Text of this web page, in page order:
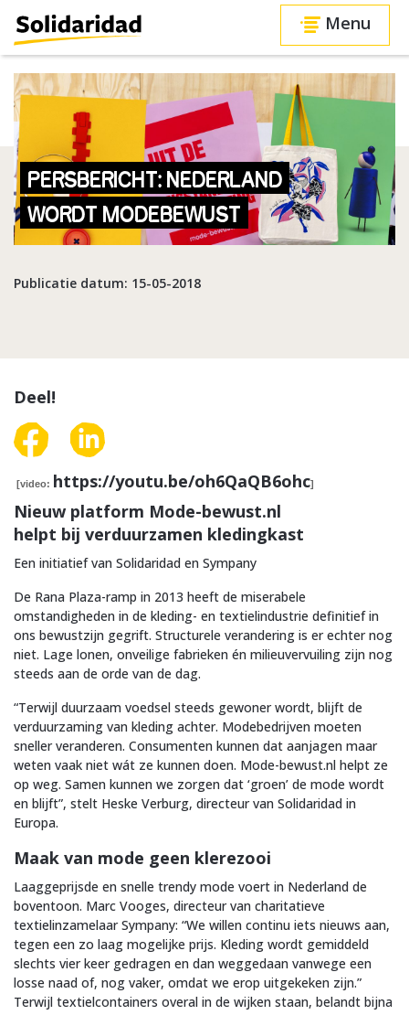
Menu
PERSBERICHT: NEDERLAND
WORDT MODEBEWUST
Publicatie datum: 15-05-2018
Deel!
[video: https://youtu.be/oh6QaQB6ohc]
Nieuw platform Mode-bewust.nl
helpt bij verduurzamen kledingkast
Een initiatief van Solidaridad en Sympany
De Rana Plaza-ramp in 2013 heeft de miserabele
omstandigheden in de kleding- en textielindustrie definitief in
ons bewustzijn gegrift. Structurele verandering is er echter nog
niet. Lage lonen, onveilige fabrieken én milieuvervuiling zijn nog
steeds aan de orde van de dag.
“Terwijl duurzaam voedsel steeds gewoner wordt, blijft de
verduurzaming van kleding achter. Modebedrijven moeten
sneller veranderen. Consumenten kunnen dat aanjagen maar
weten vaak niet wát ze kunnen doen. Mode-bewust.nl helpt ze
op weg. Samen kunnen we zorgen dat ‘groen’ de mode wordt
en blijft”, stelt Heske Verburg, directeur van Solidaridad in
Europa.
Maak van mode geen klerezooi
Laaggeprijsde en snelle trendy mode voert in Nederland de
boventoon. Marc Vooges, directeur van charitatieve
textielinzamelaar Sympany: “We willen continu iets nieuws aan,
tegen een zo laag mogelijke prijs. Kleding wordt gemiddeld
slechts vier keer gedragen en dan weggedaan vanwege een
losse naad of, nog vaker, omdat we erop uitgekeken zijn.”
Terwijl textielcontainers overal in de wijken staan, belandt bijna